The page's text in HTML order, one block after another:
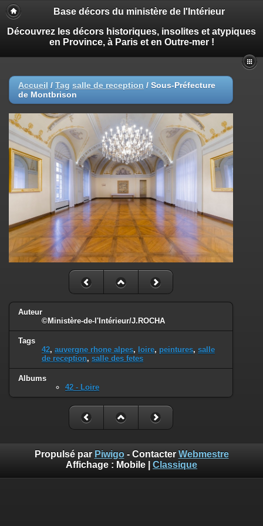
Base décors du ministère de l'Intérieur
Découvrez les décors historiques, insolites et atypiques
en Province, à Paris et en Outre-mer !
Accueil / Tag salle de reception / Sous-Préfecture
de Montbrison
Auteur
©Ministère-de-l'Intérieur/J.ROCHA
Tags
42, auvergne rhone alpes, loire, peintures, salle
de reception, salle des fetes
Albums
42 - Loire
Propulsé par Piwigo- Contacter Webmestre
Affichage : Mobile Classique